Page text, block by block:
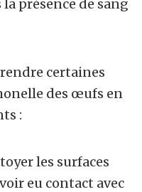
présence de sang
certaines
des œufs en
:
les surfaces
eu contact avec